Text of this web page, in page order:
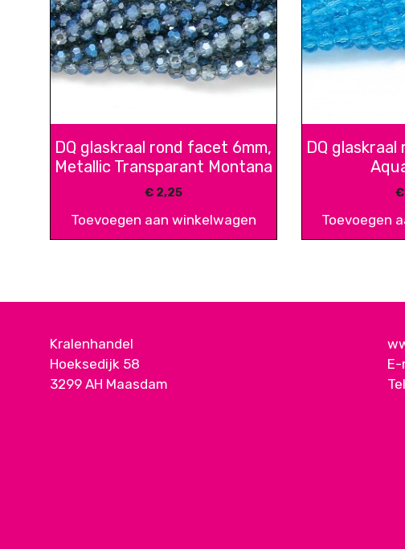
DQ glaskraal rond facet 6mm,
Metallic Transparant Montana
€2,25
Toevoegen aan winkelwagen
DQ
€
Toevoegen
Kralenhandel
Hoeksedijk 58
3299 AH Maasdam
E-